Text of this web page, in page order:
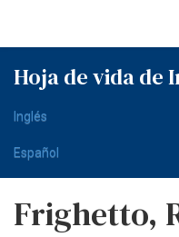
Hoja de vida de
Inglés
Español
Frighetto,